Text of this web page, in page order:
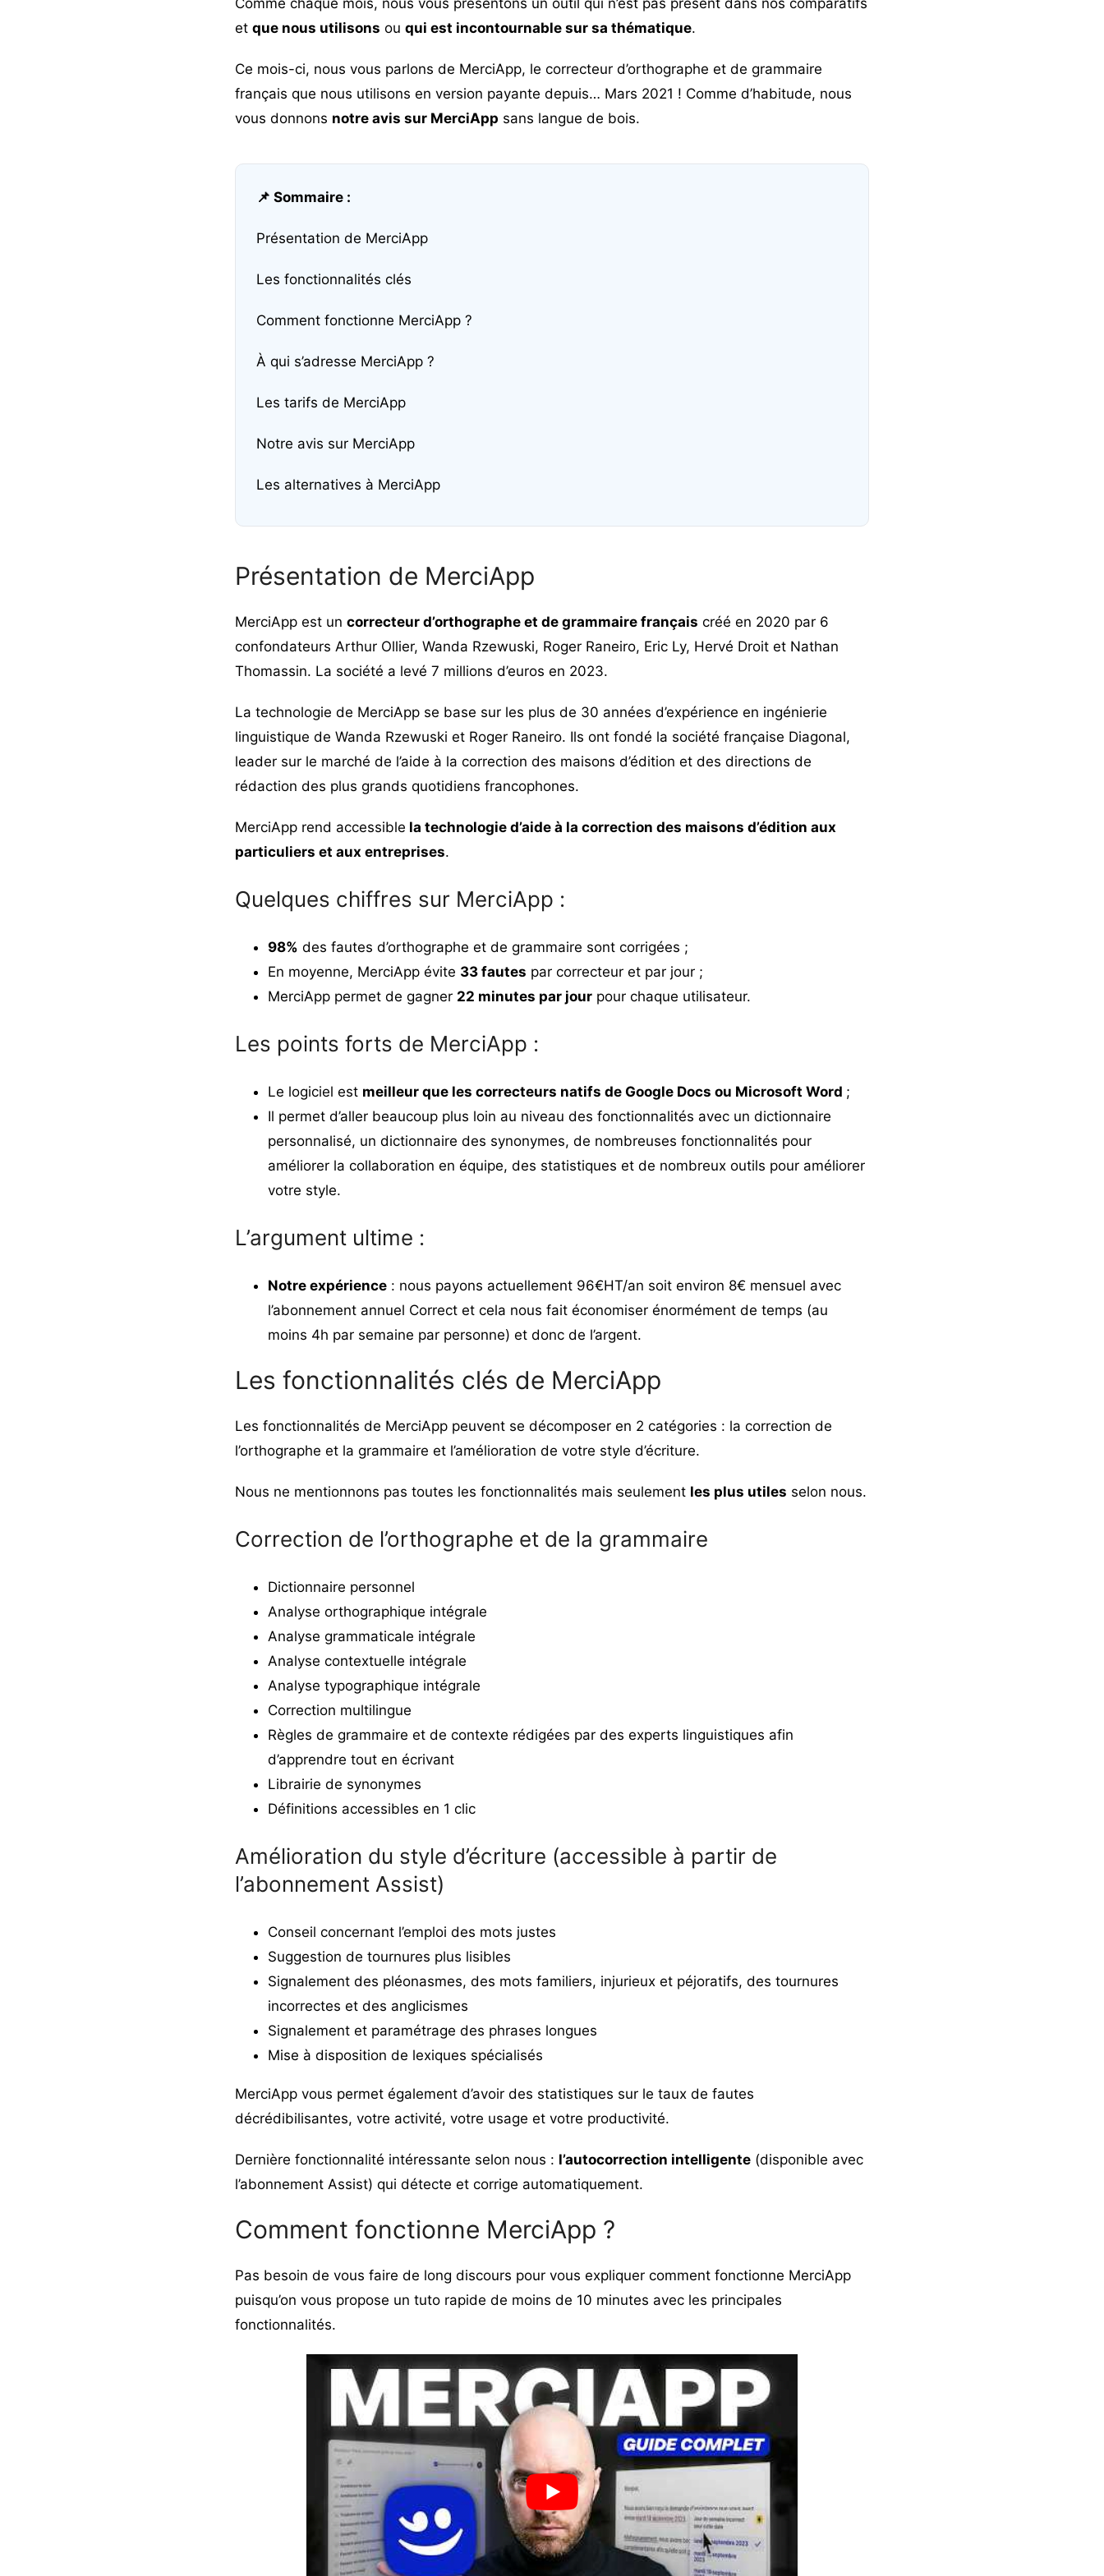
et que nous utilisons ou qui est incontournable sur sa thématique.
Ce mois-ci, nous vous parlons de MerciApp, le correcteur d’orthographe et de grammaire
français que nous utilisons en version payante depuis… Mars 2021 ! Comme d’habitude, nous
vous donnons notre avis sur MerciApp sans langue de bois.
📌 Sommaire :
Présentation de MerciApp
Les fonctionnalités clés
Comment fonctionne MerciApp ?
À qui s’adresse MerciApp ?
Les tarifs de MerciApp
Notre avis sur MerciApp
Les alternatives à MerciApp
Présentation de MerciApp
MerciApp est un correcteur d’orthographe et de grammaire français créé en 2020 par 6
confondateurs Arthur Ollier, Wanda Rzewuski, Roger Raneiro, Eric Ly, Hervé Droit et Nathan
Thomassin. La société a levé 7 millions d’euros en 2023.
La technologie de MerciApp se base sur les plus de 30 années d’expérience en ingénierie
linguistique de Wanda Rzewuski et Roger Raneiro. Ils ont fondé la société française Diagonal,
leader sur le marché de l’aide à la correction des maisons d’édition et des directions de
rédaction des plus grands quotidiens francophones.
MerciApp rend accessible la technologie d’aide à la correction des maisons d’édition aux
particuliers et aux entreprises.
Quelques chiffres sur MerciApp :
98% des fautes d’orthographe et de grammaire sont corrigées ;
En moyenne, MerciApp évite 33 fautes par correcteur et par jour ;
MerciApp permet de gagner 22 minutes par jourpour chaque utilisateur.
Les points forts de MerciApp :
Le logiciel est meilleur que les correcteurs natifs de Google Docs ou Microsoft Word ;
Il permet d’aller beaucoup plus loin au niveau des fonctionnalités avec un dictionnaire
personnalisé, un dictionnaire des synonymes, de nombreuses fonctionnalités pour
améliorer la collaboration en équipe, des statistiques et de nombreux outils pour améliorer
votre style.
L’argument ultime :
Notre expérience: nous payons actuellement 96€HT/an soit environ 8€ mensuel avec
l’abonnement annuel Correct et cela nous fait économiser énormément de temps (au
moins 4h par semaine par personne) et donc de l’argent.
Les fonctionnalités clés de MerciApp
Les fonctionnalités de MerciApp peuvent se décomposer en 2 catégories : la correction de
l’orthographe et la grammaire et l’amélioration de votre style d’écriture.
Nous ne mentionnons pas toutes les fonctionnalités mais seulement les plus utiles selon nous.
Correction de l’orthographe et de la grammaire
Dictionnaire personnel
Analyse orthographique intégrale
Analyse grammaticale intégrale
Analyse contextuelle intégrale
Analyse typographique intégrale
Correction multilingue
Règles de grammaire et de contexte rédigées par des experts linguistiques afin
d’apprendre tout en écrivant
Librairie de synonymes
Définitions accessibles en 1 clic
Amélioration du style d’écriture (accessible à partir de
l’abonnement Assist)
Conseil concernant l’emploi des mots justes
Suggestion de tournures plus lisibles
Signalement des pléonasmes, des mots familiers, injurieux et péjoratifs, des tournures
incorrectes et des anglicismes
Signalement et paramétrage des phrases longues
Mise à disposition de lexiques spécialisés
MerciApp vous permet également d’avoir des statistiques sur le taux de fautes
décrédibilisantes, votre activité, votre usage et votre productivité.
Dernière fonctionnalité intéressante selon nous : l’autocorrection intelligente(disponible avec
l’abonnement Assist) qui détecte et corrige automatiquement.
Comment fonctionne MerciApp ?
Pas besoin de vous faire de long discours pour vous expliquer comment fonctionne MerciApp
puisqu’on vous propose un tuto rapide de moins de 10 minutes avec les principales
fonctionnalités.